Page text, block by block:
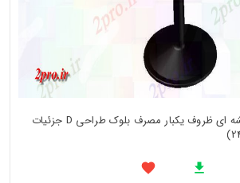
دانلود تری دی پویا شیشه ای ظروف یکبار مصرف بلوک طراحی D جزئیات